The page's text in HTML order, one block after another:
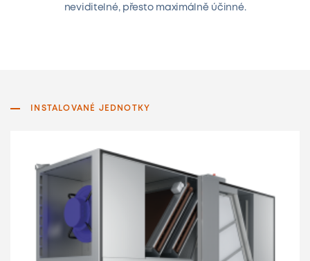
neviditelné, přesto maximálně účinné.
INSTALOVANÉ JEDNOTKY